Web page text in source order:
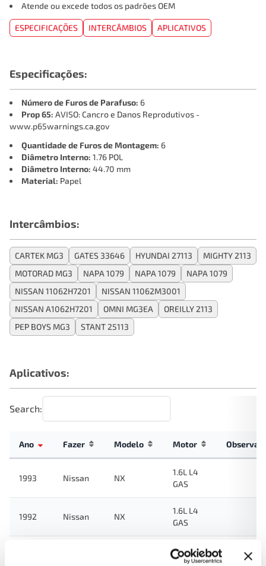
Atende ou excede todos os padrões OEM
ESPECIFICAÇÕES INTERCÂMBIOS APLICATIVOS
Especificações:
Número de Furos de Parafuso: 6
Prop 65: AVISO: Cancro e Danos Reprodutivos -
www.p65warnings.ca.gov
Quantidade de Furos de Montagem: 6
Diâmetro Interno: 1.76 POL
Diâmetro Interno: 44.70 mm
Material: Papel
Intercâmbios:
CARTEK MG3 GATES 33646 HYUNDAI 27113
MIGHTY 2113
MOTORAD MG3
NAPA 1079 NAPA 1079
NAPA 1079
NISSAN 11062H7201
NISSAN 11062M3001
NISSAN A1062H7201
OMNI MG3EA
OREILLY 2113
PEP BOYS MG3
STANT 25113
Aplicativos:
Search:
Ano Fazer Modelo Motor
1993 Nissan NX
1.6L L4
GAS
1992 Nissan NX
1.6L L4
GAS
1.6L L4
GAS